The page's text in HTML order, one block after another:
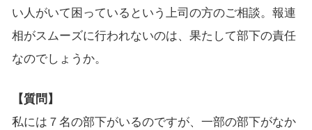
い人がいて困っているという上司の方のご相談。報連
相がスムーズに行われないのは、果たして部下の責任
なのでしょうか。
【質問】
私には７名の部下がいるのですが、一部の部下がなか